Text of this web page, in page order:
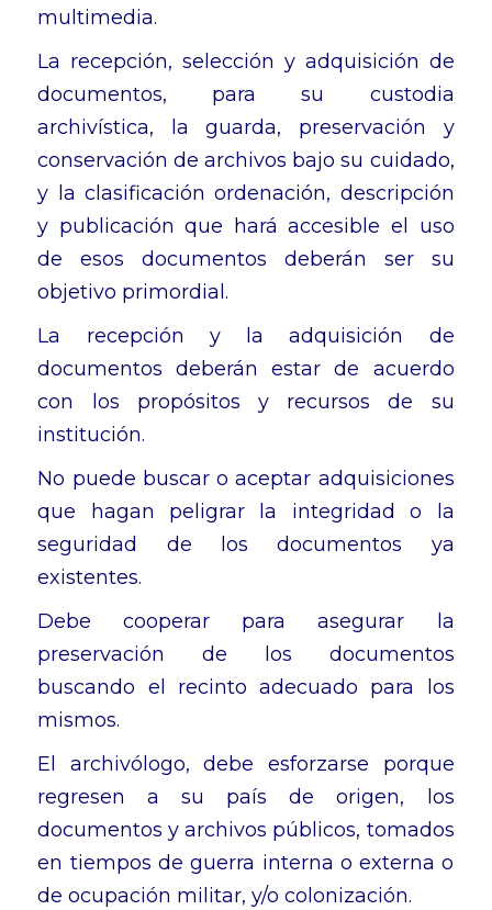
multimedia.
La recepción, selección y adquisición de
documentos, para su custodia
archivística, la guarda, preservación y
conservación de archivos bajo su cuidado,
y la clasificación ordenación, descripción
y publicación que hará accesible el uso
de esos documentos deberán ser su
objetivo primordial.
La recepción y la adquisición de
documentos deberán estar de acuerdo
con los propósitos y recursos de su
institución.
No puede buscar o aceptar adquisiciones
que hagan peligrar la integridad o la
seguridad de los documentos ya
existentes.
Debe cooperar para asegurar la
preservación de los documentos
buscando el recinto adecuado para los
mismos.
El archivólogo, debe esforzarse porque
regresen a su país de origen, los
documentos y archivos públicos, tomados
en tiempos de guerra interna o externa o
de ocupación militar, y/o colonización.